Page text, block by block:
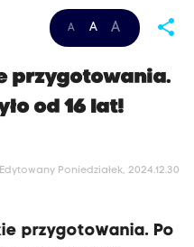
A A A share
przygotowania.
od 16 lat!
Poniedziałek, 2024.12.30
przygotowania. Po